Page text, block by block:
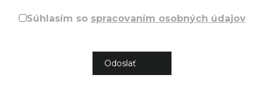
Súhlasím so spracovaním osobných údajov